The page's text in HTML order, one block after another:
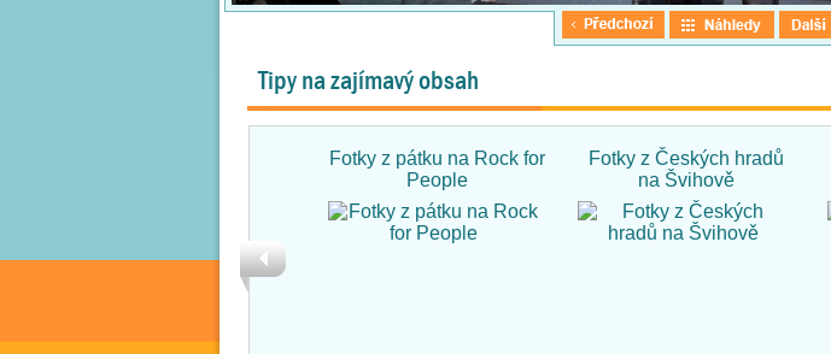
Tipy na zajímavý obsah
Fotky z pátku na Rock for
People
Fotky z Českých hradů
na Švihově